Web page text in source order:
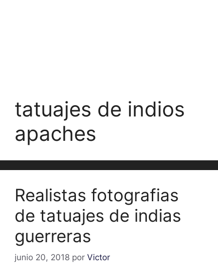
tatuajes de indios
apaches
Realistas fotografias
de tatuajes de indias
guerreras
junio 20, 2018 por Victor